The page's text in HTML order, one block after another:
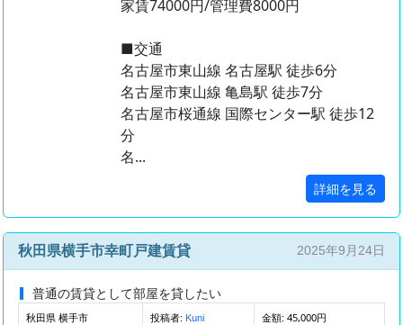
家賃74000円/管理費8000円
■交通
名古屋市東山線 名古屋駅 徒歩6分
名古屋市東山線 亀島駅 徒歩7分
名古屋市桜通線 国際センター駅 徒歩12
分
名...
詳細を見る
秋田県横手市幸町戸建賃貸 2025年9月24日
普通の賃貸として部屋を貸したい
秋田県 横手市 投稿者: Kuni 金額: 45,000円